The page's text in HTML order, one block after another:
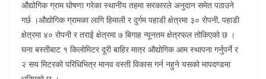
औद्योगिक ग्राम घोषणा गरेका स्थानीय तहमा सरकारले अनुदान समेत पठाउने
गर्छ ।औद्योगिक ग्रामका लागि हिमाली र दुर्गम पहाडी क्षेत्रमा ३० रोपनी, पहाडी
क्षेत्रमा ४० रोपनी र तराई क्षेत्रमा ७ बिगाह न्यूनतम क्षेत्रफल तोकिएको छ ।
घना बस्तीबाट १ किलोमिटर दूरी बाहिर मात्र औद्योगिक आम स्थापना गर्नुपर्ने र
२ सय मिटरको परिधिभित्र मानव वस्ती विकास गर्न नहुने यसको मापदण्डमा